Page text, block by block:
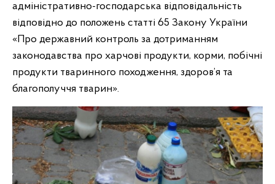
адміністративно-господарська відповідальність
відповідно до положень статті 65 Закону України
«Про державний контроль за дотриманням
законодавства про харчові продукти, корми, побічні
продукти тваринного походження, здоров’я та
благополуччя тварин».